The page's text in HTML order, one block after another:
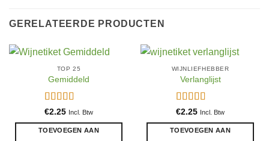
GERELATEERDE PRODUCTEN
TOP 25
Gemiddeld
Gewaardeerd
5uit 5
€2.25 Incl. Btw
TOEVOEGEN AAN
WIJNLIEFHEBBER
Verlanglijst
Gewaardeerd
5uit 5
€2.25 Incl. Btw
TOEVOEGEN AAN